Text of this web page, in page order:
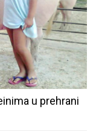
u prehrani